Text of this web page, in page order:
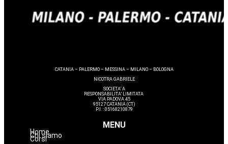
CATANIA – PALERMO – MESSINA – MILANO – BOLOGNA
NICOTRA GABRIELE
SOCIETA’ A
RESPONSABILITA’ LIMITATA
VIA PADOVA 45
95127 CATANIA (CT)
P.I. : 05168210879
MENU
Home
Chi siamo
Corsi